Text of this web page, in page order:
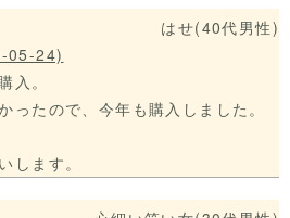
はせ(40代男性)
05-24)
入。
ったので、今年も購入しました。
します。